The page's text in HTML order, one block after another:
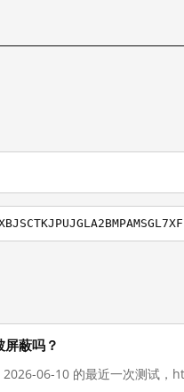
蔽吗？
06-10 的最近一次测试，